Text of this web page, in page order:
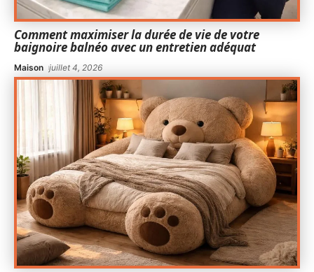
Comment maximiser la durée de vie de votre
baignoire balnéo avec un entretien adéquat
Maison juillet 4, 2026